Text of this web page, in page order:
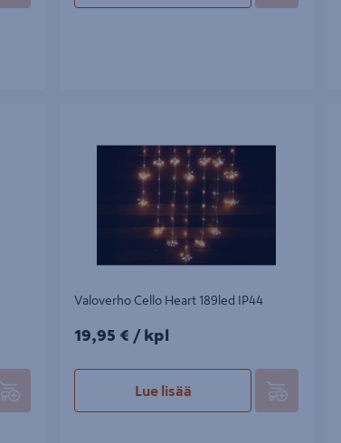
Valoverho Cello Heart 189led IP44
19,95€/kpl
19,95 € / kpl
Lue lisää